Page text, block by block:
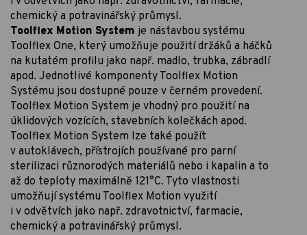
chemický a potravinářský průmysl.
Toolflex Motion System je nástavbou systému
Toolflex One, který umožňuje použití držáků a háčků
na kutatém profilu jako např. madlo, trubka, zábradlí
apod. Jednotlivé komponenty Toolflex Motion
Systému jsou dostupné pouze v černém provedení.
Toolflex Motion System je vhodný pro použití na
úklidových vozících, stavebních kolečkách apod.
Toolflex Motion System lze také použít
v autoklávech, přístrojích používané pro parní
sterilizaci různorodých materiálů nebo i kapalin a to
až do teploty maximálně 121°C. Tyto vlastnosti
umožňují systému Toolflex Motion využití
i v odvětvích jako např. zdravotnictví, farmacie,
chemický a potravinářský průmysl.